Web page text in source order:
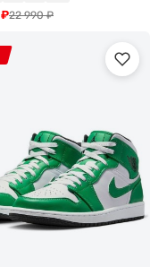
22 990₽
₽